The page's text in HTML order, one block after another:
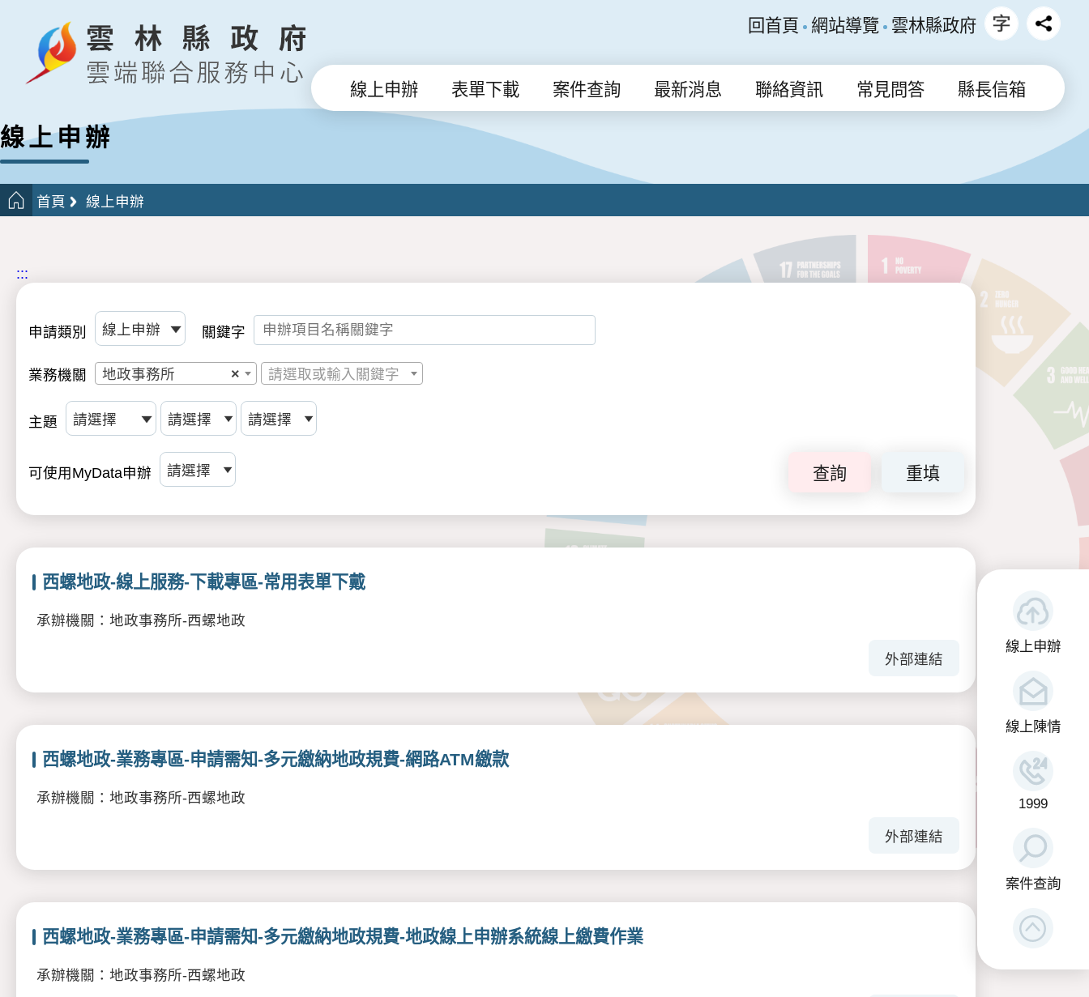
線上申辦
線上陳情
1999
案件查詢
回首頁 網站導覽 雲林縣政府
線上申辦 表單下載 案件查詢 最新消息 聯絡資訊 常見問答 縣長信箱
線上申辦
首頁 線上申辦
:::
申請類別 關鍵字
業務機關 ×
地政事務所 請選取或輸入關鍵字
主題
可使用MyData申辦 查詢 重填
西螺地政-線上服務-下載專區-常用表單下戴
承辦機關：地政事務所-西螺地政
外部連結
西螺地政-業務專區-申請需知-多元繳納地政規費-網路ATM繳款
承辦機關：地政事務所-西螺地政
外部連結
西螺地政-業務專區-申請需知-多元繳納地政規費-地政線上申辦系統線上繳費作業
承辦機關：地政事務所-西螺地政